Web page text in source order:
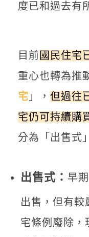
度已和過去有
目前 國民住宅
重心也轉為推
宅 」， 但過往
宅仍可持續購
分為「出售式
出售式： 早
出售，但有較
宅條例廢除，